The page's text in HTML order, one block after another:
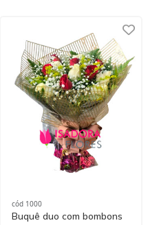
cód 1000
Buquê duo com bombons